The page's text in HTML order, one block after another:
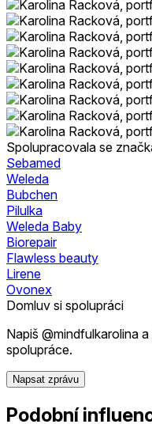
Spolupracovala se
Sebamed
Weleda
Bubchen
Pilulka
Weleda Baby
Biorepair
Flawless beauty
Lirene
Ovonex
Domluv si spolupráci
Napiš @mindfulkarolina
spolupráce.
Napsat zprávu
Podobní